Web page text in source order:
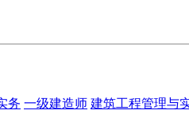
务 一级建造师 建筑工程管理与